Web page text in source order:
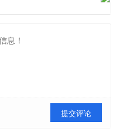
提交评论